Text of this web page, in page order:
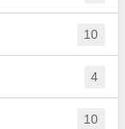
10
4
10